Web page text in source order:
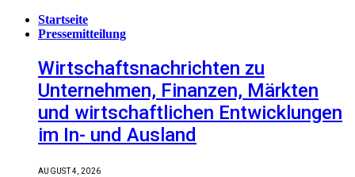
Startseite
Pressemitteilung
Wirtschaftsnachrichten zu
Unternehmen, Finanzen, Märkten
und wirtschaftlichen Entwicklungen
im In- und Ausland
AUGUST 4, 2026